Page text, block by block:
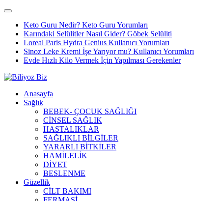
Keto Guru Nedir? Keto Guru Yorumları
Karındaki Selülitler Nasıl Gider? Göbek Selüliti
Loreal Paris Hydra Genius Kullanıcı Yorumları
Sinoz Leke Kremi İşe Yarıyor mu? Kullanıcı Yorumları
Evde Hızlı Kilo Vermek İçin Yapılması Gerekenler
Anasayfa
Sağlık
BEBEK- ÇOCUK SAĞLIĞI
CİNSEL SAĞLIK
HASTALIKLAR
SAĞLIKLI BİLGİLER
YARARLI BİTKİLER
HAMİLELİK
DİYET
BESLENME
Güzellik
CİLT BAKIMI